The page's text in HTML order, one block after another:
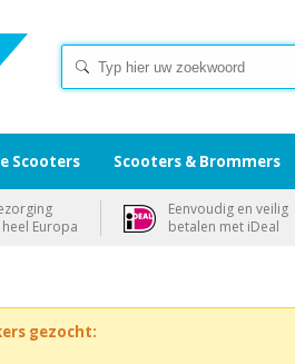
gezocht:
Scooters Scooters & Brommers
heel Europa
Eenvoudig en veilig
betalen met iDeal